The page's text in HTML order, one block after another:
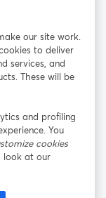
YouTube
新しいタブで開く
our site work.
to deliver
services, and
These will be
and profiling
You
cookies
look at our